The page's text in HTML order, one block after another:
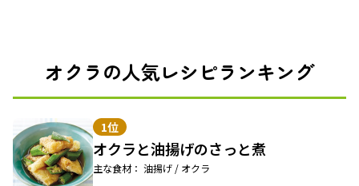
オクラの人気レシピランキング
1位
オクラと油揚げのさっと煮
主な食材： 油揚げ / オクラ